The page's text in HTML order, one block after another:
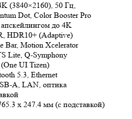
(3840×2160), 50 Гц,
Dot, Color Booster Pro
до 4K
HDR10+ (Adaptive)
Motion Xcelerator
Lite, Q-Symphony
UI Tizen)
5.3, Ethernet
A, LAN, оптика
x 247.4 мм (c подставкой)